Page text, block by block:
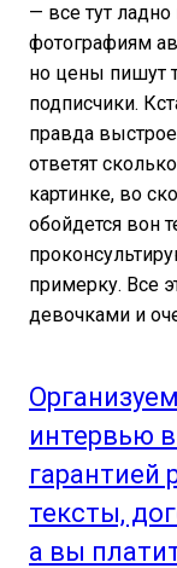
— все тут
фотографиям
но цены пишут
подписчики.
правда
ответят
картинке, во
обойдется вон
примерку. Все
девочками и
интервью
гарантией
тексты,
а вы